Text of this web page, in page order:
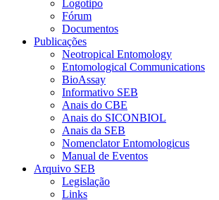
Logotipo
Fórum
Documentos
Publicações
Neotropical Entomology
Entomological Communications
BioAssay
Informativo SEB
Anais do CBE
Anais do SICONBIOL
Anais da SEB
Nomenclator Entomologicus
Manual de Eventos
Arquivo SEB
Legislação
Links